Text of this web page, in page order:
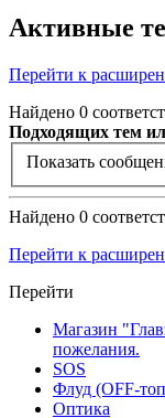
Активные
Перейти к
Найдено 0
Подходящих тем
Показать
Найдено 0
Перейти к
Перейти
Магазин
пожелания.
SOS
Флуд (OFF-
Оптика